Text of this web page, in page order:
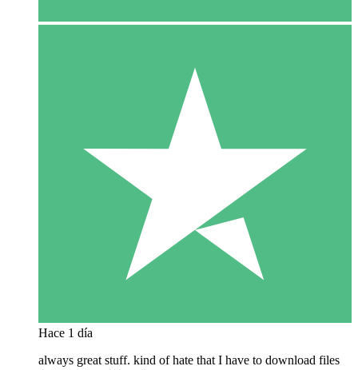
Hace 1 día
always great stuff. kind of hate that I have to download files